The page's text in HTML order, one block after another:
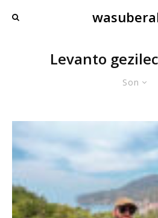
Levanto
Son